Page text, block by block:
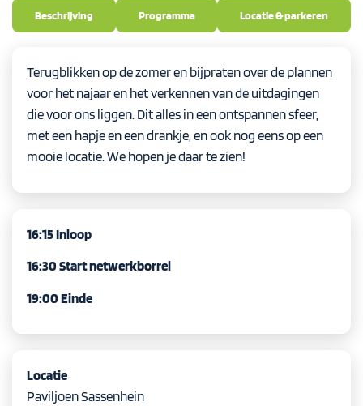
Beschrijving Programma Locatie & parkeren
Terugblikken op de zomer en bijpraten over de plannen
voor het najaar en het verkennen van de uitdagingen
die voor ons liggen. Dit alles in een ontspannen sfeer,
met een hapje en een drankje, en ook nog eens op een
mooie locatie. We hopen je daar te zien!
16:15 Inloop
16:30 Start netwerkborrel
19:00 Einde
Locatie
Paviljoen Sassenhein